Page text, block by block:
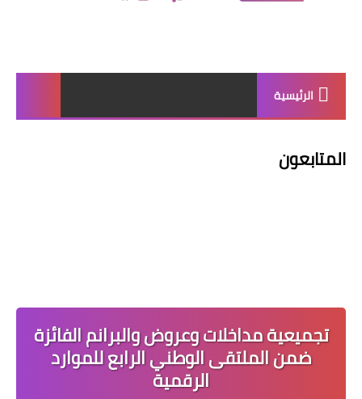
الرئيسية
المتابعون
تجميعية مداخلات وعروض والبرانم الفائزة
ضمن الملتقى الوطني الرابع للموارد
الرقمية